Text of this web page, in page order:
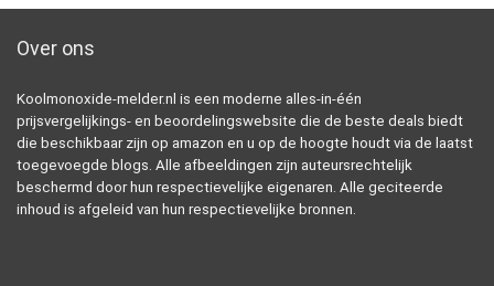
Over ons
Koolmonoxide-melder.nl is een moderne alles-in-één
prijsvergelijkings- en beoordelingswebsite die de beste deals biedt
die beschikbaar zijn op amazon en u op de hoogte houdt via de laatst
toegevoegde blogs. Alle afbeeldingen zijn auteursrechtelijk
beschermd door hun respectievelijke eigenaren. Alle geciteerde
inhoud is afgeleid van hun respectievelijke bronnen.